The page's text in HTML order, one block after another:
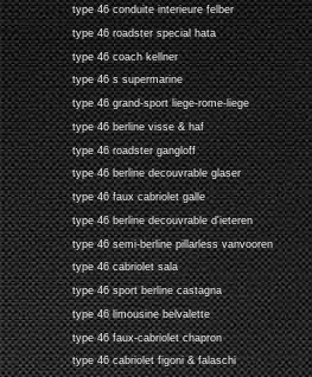
type 46 conduite interieure felber
type 46 roadster special hata
type 46 coach kellner
type 46 s supermarine
type 46 grand-sport liege-rome-liege
type 46 berline visse & haf
type 46 roadster gangloff
type 46 berline decouvrable glaser
type 46 faux cabriolet galle
type 46 berline decouvrable d'ieteren
type 46 semi-berline pillarless vanvooren
type 46 cabriolet sala
type 46 sport berline castagna
type 46 limousine belvalette
type 46 faux-cabriolet chapron
type 46 cabriolet figoni & falaschi